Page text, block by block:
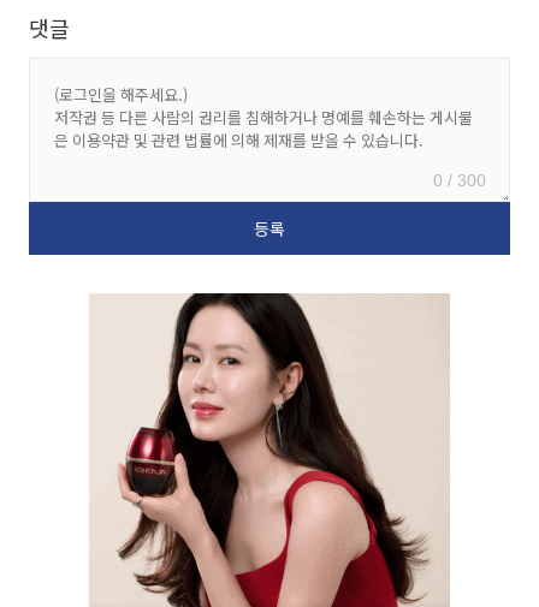
댓글
0 / 300